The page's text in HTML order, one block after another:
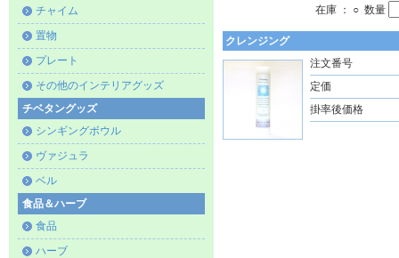
チャイム
置物
プレート
その他のインテリアグッズ
チベタングッズ
シンギングボウル
ヴァジュラ
ベル
食品＆ハーブ
食品
ハーブ
在庫 ： ○ 数量
クレンジング
注文番号
定価
掛率後価格